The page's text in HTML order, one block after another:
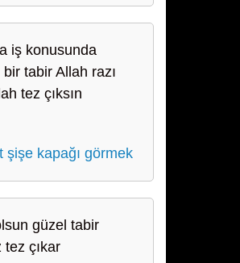
iş konusunda
tabir Allah razı
tez çıksın
şişe kapağı görmek
güzel tabir
çıkar